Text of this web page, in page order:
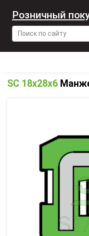
Розничный
SC 18x28x6